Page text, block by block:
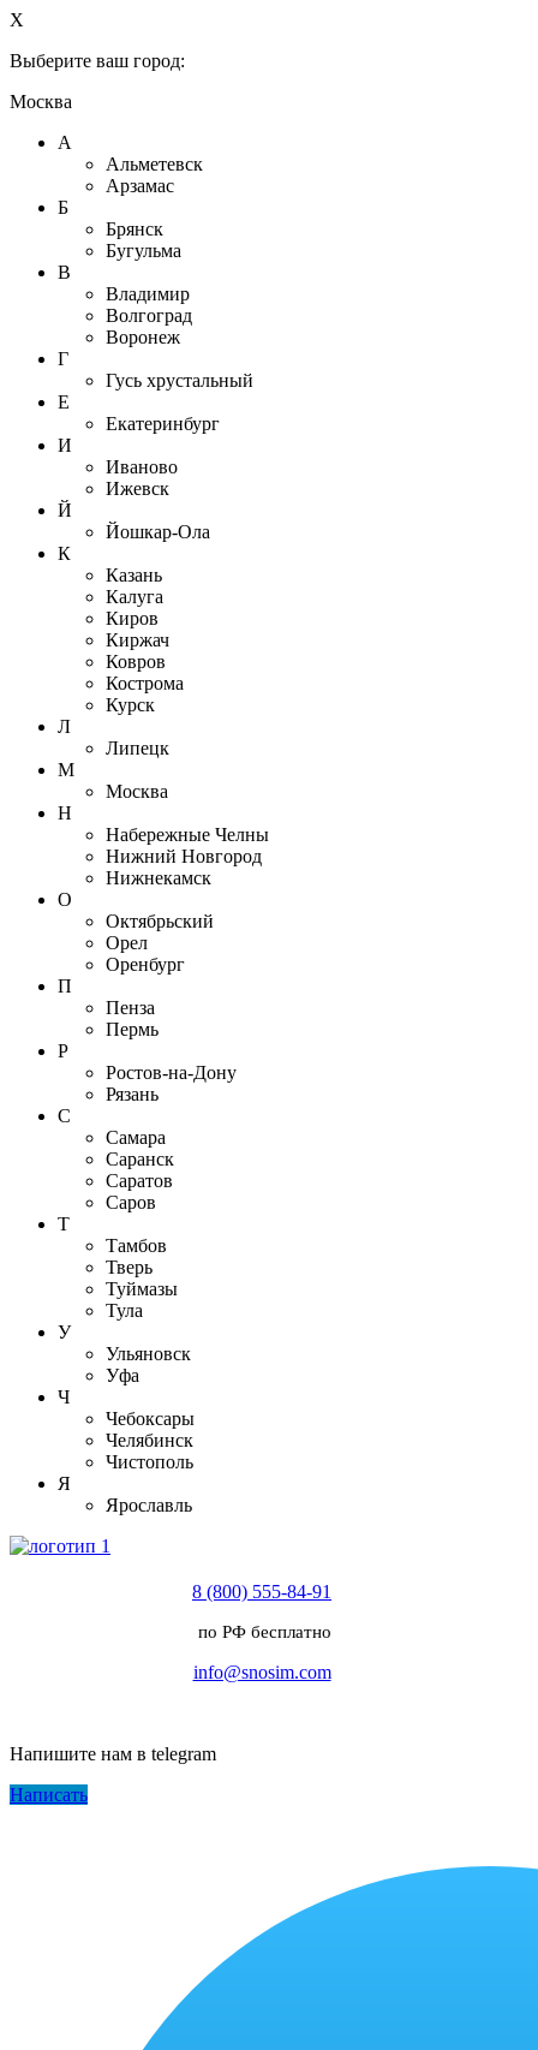
X
Выберите ваш город:
Москва
А
Альметевск
Арзамас
Б
Брянск
Бугульма
В
Владимир
Волгоград
Воронеж
Г
Гусь хрустальный
Е
Екатеринбург
И
Иваново
Ижевск
Й
Йошкар-Ола
К
Казань
Калуга
Киров
Киржач
Ковров
Кострома
Курск
Л
Липецк
М
Москва
Н
Набережные Челны
Нижний Новгород
Нижнекамск
О
Октябрьский
Орел
Оренбург
П
Пенза
Пермь
Р
Ростов-на-Дону
Рязань
С
Самара
Саранск
Саратов
Саров
Т
Тамбов
Тверь
Туймазы
Тула
У
Ульяновск
Уфа
Ч
Чебоксары
Челябинск
Чистополь
Я
Ярославль
8 (800) 555-84-91
по РФ бесплатно
info@snosim.com
Напишите нам в telegram
Написать